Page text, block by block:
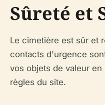
Sûreté et
Le cimetière est sûr et
contacts d'urgence
vos objets de valeur
règles du site.